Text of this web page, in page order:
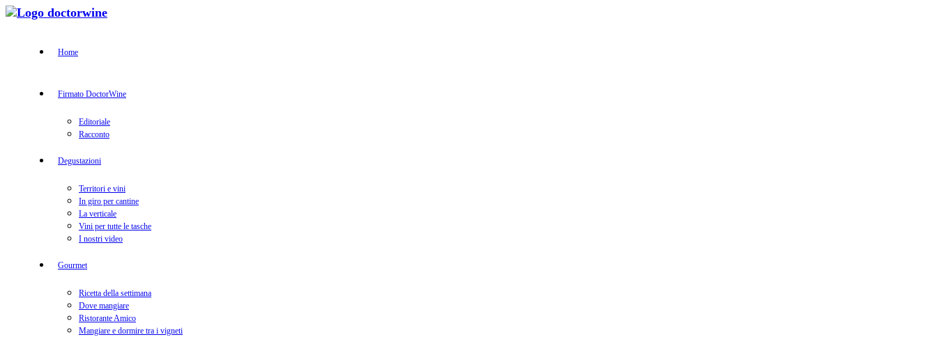
Home
Firmato DoctorWine
Editoriale
Racconto
Degustazioni
Territori e vini
In giro per cantine
La verticale
Vini per tutte le tasche
I nostri video
Gourmet
Ricetta della settimana
Dove mangiare
Ristorante Amico
Mangiare e dormire tra i vigneti